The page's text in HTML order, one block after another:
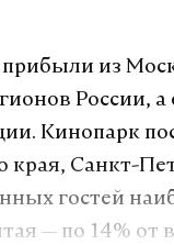
прибыли из
России, а
Кинопарк
края, Санкт-
гостей
— по 14% от